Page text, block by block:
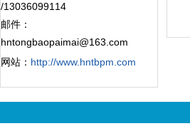
/13036099114
邮件：
hntongbaopaimai@163.com
网站： http://www.hntbpm.com